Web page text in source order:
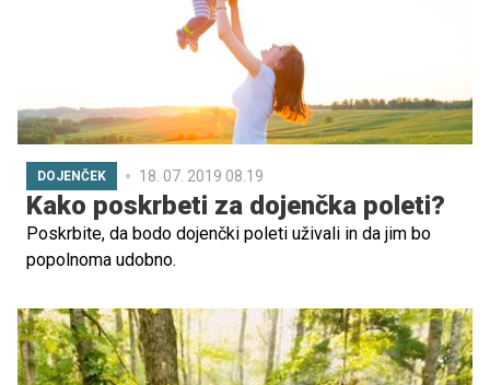
DOJENČEK 18. 07. 2019 08.19
Kako poskrbeti za dojenčka poleti?
Poskrbite, da bodo dojenčki poleti uživali in da jim bo
popolnoma udobno.